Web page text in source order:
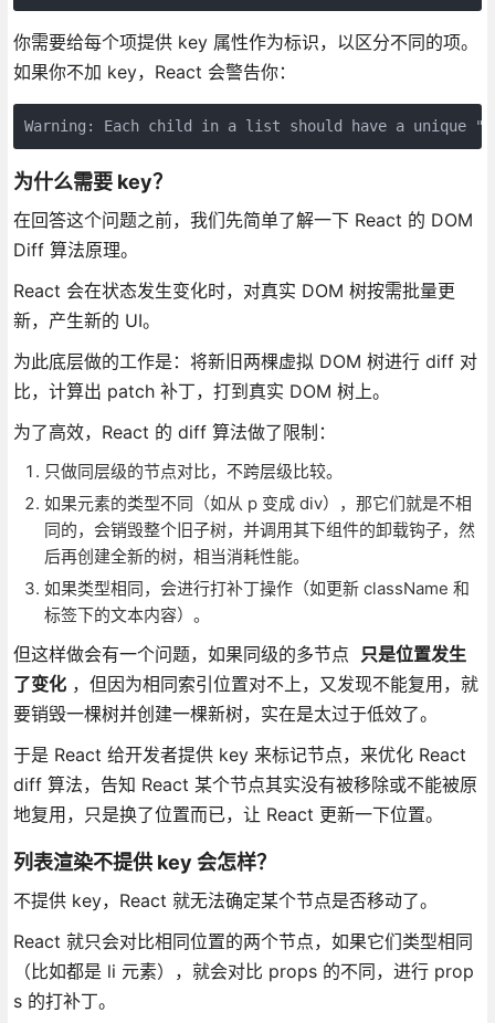
你需要给每个项提供 key 属性作为标识，以区分不同的项。
如果你不加 key，React 会警告你：
Warning: Each child in a list should have a unique
为什么需要 key？
在回答这个问题之前，我们先简单了解一下 React 的 DOM
Diff 算法原理。
React 会在状态发生变化时，对真实 DOM 树按需批量更
新，产生新的 UI。
为此底层做的工作是：将新旧两棵虚拟 DOM 树进行 diff 对
比，计算出 patch 补丁，打到真实 DOM 树上。
为了高效，React 的 diff 算法做了限制：
只做同层级的节点对比，不跨层级比较。
如果元素的类型不同（如从 p 变成 div），那它们就是不相
同的，会销毁整个旧子树，并调用其下组件的卸载钩子，然
后再创建全新的树，相当消耗性能。
如果类型相同，会进行打补丁操作（如更新 className 和
标签下的文本内容）。
但这样做会有一个问题，如果同级的多节点
只是位置发生
了变化，但因为相同索引位置对不上，又发现不能复用，就
要销毁一棵树并创建一棵新树，实在是太过于低效了。
于是 React 给开发者提供 key 来标记节点，来优化 React
diff 算法，告知 React 某个节点其实没有被移除或不能被原
地复用，只是换了位置而已，让 React 更新一下位置。
列表渲染不提供 key 会怎样？
不提供 key，React 就无法确定某个节点是否移动了。
React 就只会对比相同位置的两个节点，如果它们类型相同
（比如都是 li 元素），就会对比 props 的不同，进行 prop
s 的打补丁。